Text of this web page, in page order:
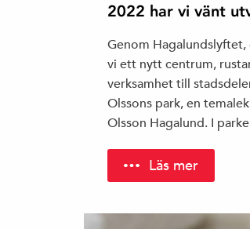
2022 har vi vänt
Genom
vi ett nytt centrum,
verksamhet till
Olssons park, en
Olsson Hagalund. I
Läs mer